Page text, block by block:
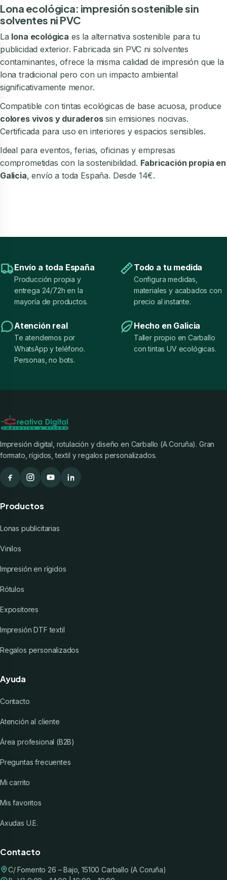
Lona ecológica: impresión sostenible sin
solventes ni PVC
La lona ecológica es la alternativa sostenible para tu
publicidad exterior. Fabricada sin PVC ni solventes
contaminantes, ofrece la misma calidad de impresión que la
lona tradicional pero con un impacto ambiental
significativamente menor.
Compatible con tintas ecológicas de base acuosa, produce
colores vivos y duraderossin emisiones nocivas.
Certificada para uso en interiores y espacios sensibles.
Ideal para eventos, ferias, oficinas y empresas
comprometidas con la sostenibilidad. Fabricación propia en
Galicia, envío a toda España. Desde 14€.
Envío a toda España
Producción propia y
entrega 24/72h en la
mayoría de productos.
Todo a tu medida
Configura medidas,
materiales y acabados con
precio al instante.
Atención real
Te atendemos por
WhatsApp y teléfono.
Personas, no bots.
Hecho en Galicia
Taller propio en Carballo
con tintas UV ecológicas.
Impresión digital, rotulación y diseño en Carballo (A Coruña). Gran
formato, rígidos, textil y regalos personalizados.
Productos
Lonas publicitarias
Vinilos
Impresión en rígidos
Rótulos
Expositores
Impresión DTF textil
Regalos personalizados
Ayuda
Contacto
Atención al cliente
Área profesional (B2B)
Preguntas frecuentes
Mi carrito
Mis favoritos
Axudas U.E.
Contacto
C/ Fomento 26 – Bajo, 15100 Carballo (A Coruña)